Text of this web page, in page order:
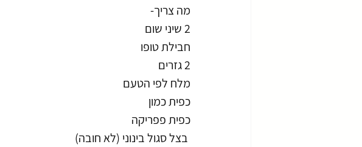
מה צריך-
2 שיני שום
חבילת טופו
2 גזרים
מלח לפי הטעם
כפית כמון
כפית פפריקה